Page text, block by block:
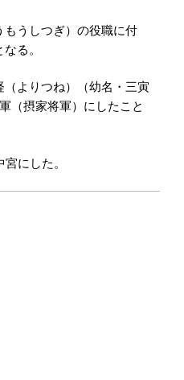
うしつぎ）の役職に付
る。
（よりつね）（幼名・三寅
（摂家将軍）にしたこと
宮にした。